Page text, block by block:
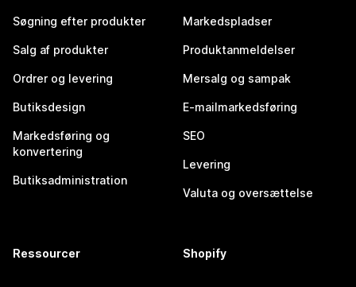
Søgning efter produkter
Salg af produkter
Ordrer og levering
Butiksdesign
Markedsføring og
konvertering
Butiksadministration
Markedspladser
Produktanmeldelser
Mersalg og sampak
E-mailmarkedsføring
SEO
Levering
Valuta og oversættelse
Ressourcer Shopify